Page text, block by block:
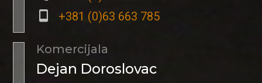
+381 (0)63 663 785
Komercijala
Dejan Doroslovac